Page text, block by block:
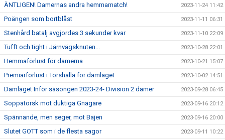
ÄNTLIGEN! Damernas andra hemmamatch! 2023-11-24 11:42
Poängen som bortblåst 2023-11-11 06:31
Stenhård batalj avgjordes 3 sekunder kvar 2023-11-10 22:09
Tufft och tight i Järnvägsknuten... 2023-10-28 22:01
Hemmaförlust för damerna 2023-10-21 15:07
Premiärförlust i Torshälla för damlaget 2023-10-02 14:51
Damlaget Inför säsongen 2023-24- Division 2 damer 2023-09-28 06:45
Soppatorsk mot duktiga Gnagare 2023-09-16 20:12
Spännande, men seger, mot Bajen 2023-09-16 20:00
Slutet GOTT som i de flesta sagor 2023-09-11 10:22